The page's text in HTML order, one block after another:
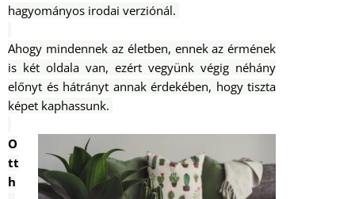
hagyományos irodai verziónál.
Ahogy mindennek az életben, ennek az érmének
is két oldala van, ezért vegyünk végig néhány
előnyt és hátrányt annak érdekében, hogy tiszta
képet kaphassunk.
O
tt
h